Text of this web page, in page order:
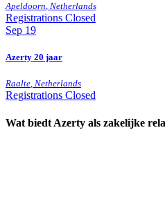
Apeldoorn, Netherlands
Registrations Closed
Sep 19
Azerty 20 jaar
Raalte, Netherlands
Registrations Closed
Wat biedt Azerty als zakelijke